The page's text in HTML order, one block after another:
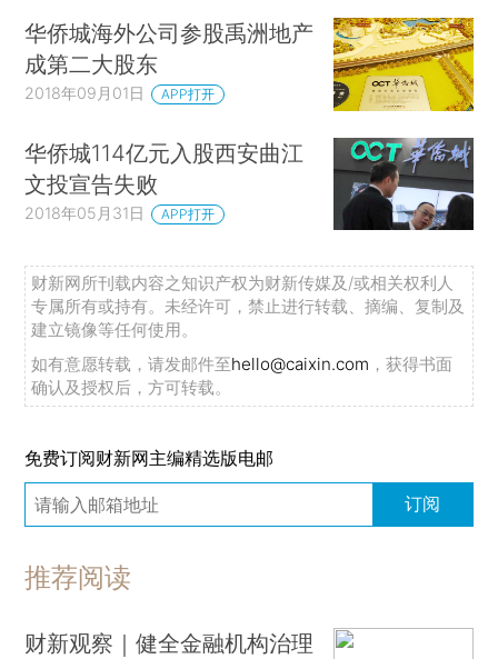
华侨城海外公司参股禹洲地产
成第二大股东
2018年09月01日 APP打开
华侨城114亿元入股西安曲江
文投宣告失败
2018年05月31日 APP打开
财新网所刊载内容之知识产权为财新传媒及/或相关权利人
专属所有或持有。未经许可，禁止进行转载、摘编、复制及
建立镜像等任何使用。
如有意愿转载，请发邮件至hello@caixin.com ，获得书面
确认及授权后，方可转载。
免费订阅财新网主编精选版电邮
订阅
推荐阅读
财新观察｜健全金融机构治理